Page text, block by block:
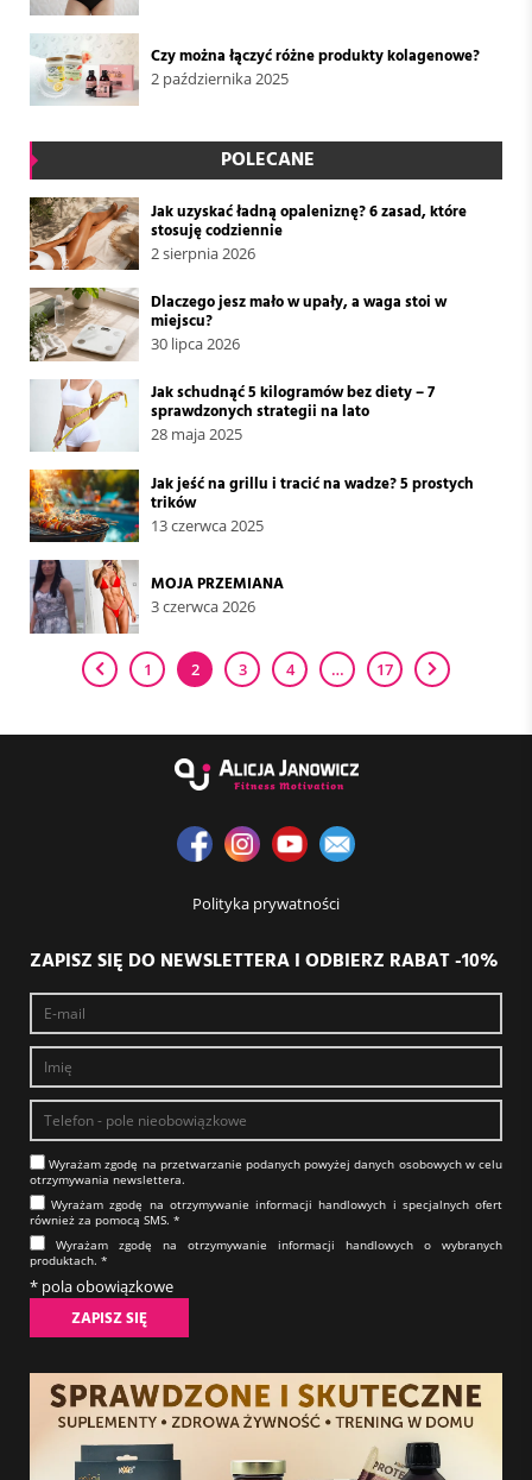
Czy można łączyć różne produkty kolagenowe?
2 października 2025
POLECANE
Jak uzyskać ładną opaleniznę? 6 zasad, które
stosuję codziennie
2 sierpnia 2026
Dlaczego jesz mało w upały, a waga stoi w
miejscu?
30 lipca 2026
Jak schudnąć 5 kilogramów bez diety – 7
sprawdzonych strategii na lato
28 maja 2025
Jak jeść na grillu i tracić na wadze? 5 prostych
trików
13 czerwca 2025
MOJA PRZEMIANA
3 czerwca 2026
1 2 3 4 … 17
Polityka prywatności
ZAPISZ SIĘ DO NEWSLETTERA I ODBIERZ RABAT -10%
Wyrażam zgodę na prze­twa­rza­nie po­da­nych powyżej danych osobowych w celu
otrzy­my­wa­nia new­slet­tera.​​​​​​​
Wyrażam zgodę na otrzy­my­wa­nie in­for­ma­cji han­dlo­wych i specjalnych ofert
również za pomocą SMS.​​​​​​​ *
Wyrażam zgodę na otrzy­my­wa­nie in­for­ma­cji han­dlo­wych o wybranych
produktach.​​​​​​​ *
* pola obowiązkowe